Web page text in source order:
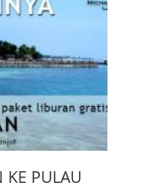
KE PULAU